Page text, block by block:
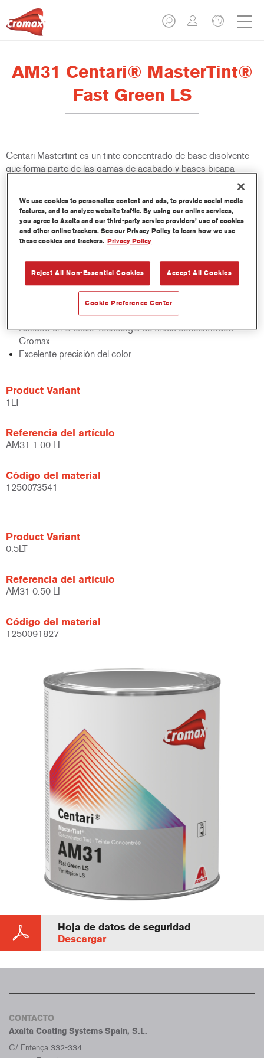
AM31 Centari® MasterTint®
Fast Green LS
Centari Mastertint es un tinte concentrado de base disolvente
que forma parte de las gamas de acabado y bases bicapa
Centari.
Características del producto
Sistema de pintado de base disolvente, único por su
versatilidad y facilidad de uso.
calidades de base disolvente: medios y altos sólidos,
acabados y bases bicapa.
Rápido control de stocks.
Ahorra espacio de almacenamiento.
Basado en la eficaz tecnología de tintes concentrados
Cromax.
Excelente precisión del color.
Product Variant
1LT
Referencia del artículo
AM31 1.00 LI
Código del material
1250073541
Product Variant
0.5LT
Referencia del artículo
AM31 0.50 LI
Código del material
1250091827
Hoja de datos de seguridad
Descargar
CONTACTO
Axalta Coating Systems Spain, S.L.
C/ Entença 332-334
We use cookies to personalize content and ads, to provide social media
features, and to analyze website traffic. By using our online services,
you agree to Axalta and our third-party service providers’ use of cookies
and other online trackers. See our Privacy Policy to learn how we use
these cookies and trackers. Privacy Policy
Reject All Non-Essential Cookies Accept All Cookies
Cookie Preference Center